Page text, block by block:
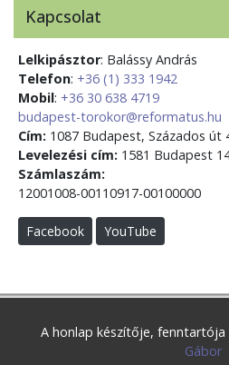
Kapcsolat
Lelkipásztor: Balássy András
Telefon: +36 (1) 333 1942
Mobil: +36 30 638 4719
budapest-torokor@reformatus.hu
Cím: 1087 Budapest, Százados út
Levelezési cím: 1581 Budapest
Számlaszám:
12001008-00110917-00100000
Facebook YouTube
A honlap készítője, fenntartója
Gábor